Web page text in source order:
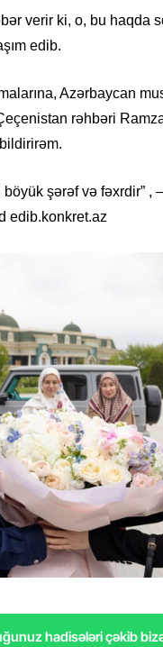
verir ki, o, bu haqda
edib.
Azərbaycan
rəhbəri
bildirirəm.
şərəf və fəxrdir” ,
edib.konkret.az
hadisələri çəkib